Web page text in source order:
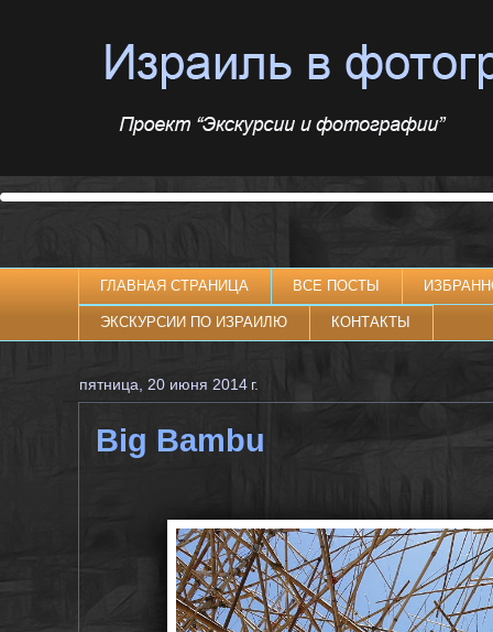
ГЛАВНАЯ СТРАНИЦА ВСЕ ПОСТЫ
ЭКСКУРСИИ ПО ИЗРАИЛЮ КОНТАКТЫ
пятница, 20 июня 2014 г.
Big Bambu